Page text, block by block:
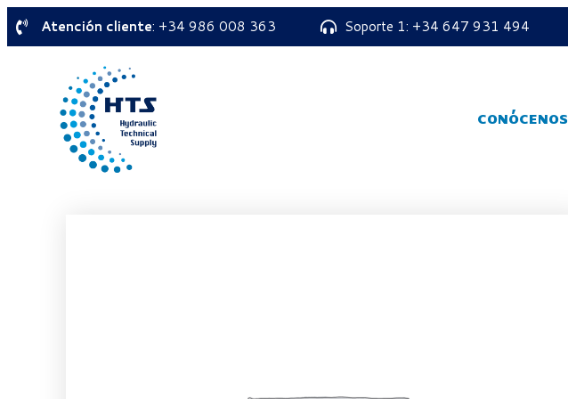
Atención cliente: +34 986 008 363 Soporte 1: +34 647 931 494
CONÓCENOS